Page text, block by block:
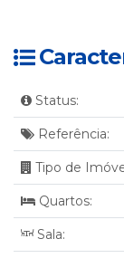
Status:
Referência:
Tipo de
Quartos:
Sala: